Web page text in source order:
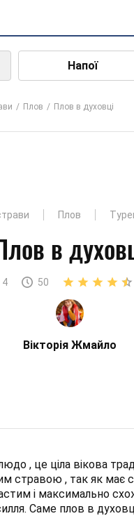
Напої
Плов Плов в духовці
Плов
в
4 50
Вікторія Жмайло
, це ціла вікова
стравою , так як має
і максимально
Саме плов в